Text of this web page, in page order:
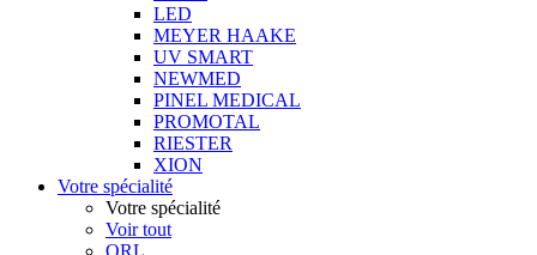
LED
MEYER HAAKE
UV SMART
NEWMED
PINEL MEDICAL
PROMOTAL
RIESTER
XION
Votre spécialité
Votre spécialité
Voir tout
ORL